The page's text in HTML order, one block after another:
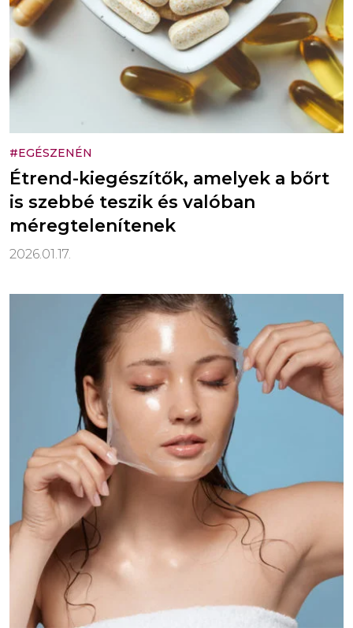
#EGÉSZENÉN
Étrend-kiegészítők, amelyek a bőrt
is szebbé teszik és valóban
méregtelenítenek
2026.01.17.